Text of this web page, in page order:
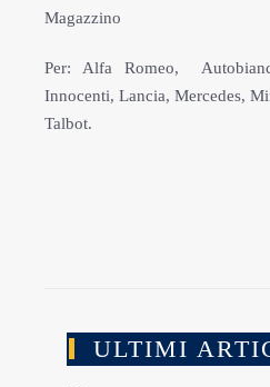
Magazzino
Per: Alfa Romeo,
Innocenti, Lancia, Mercedes,
Talbot.
ULTIMI